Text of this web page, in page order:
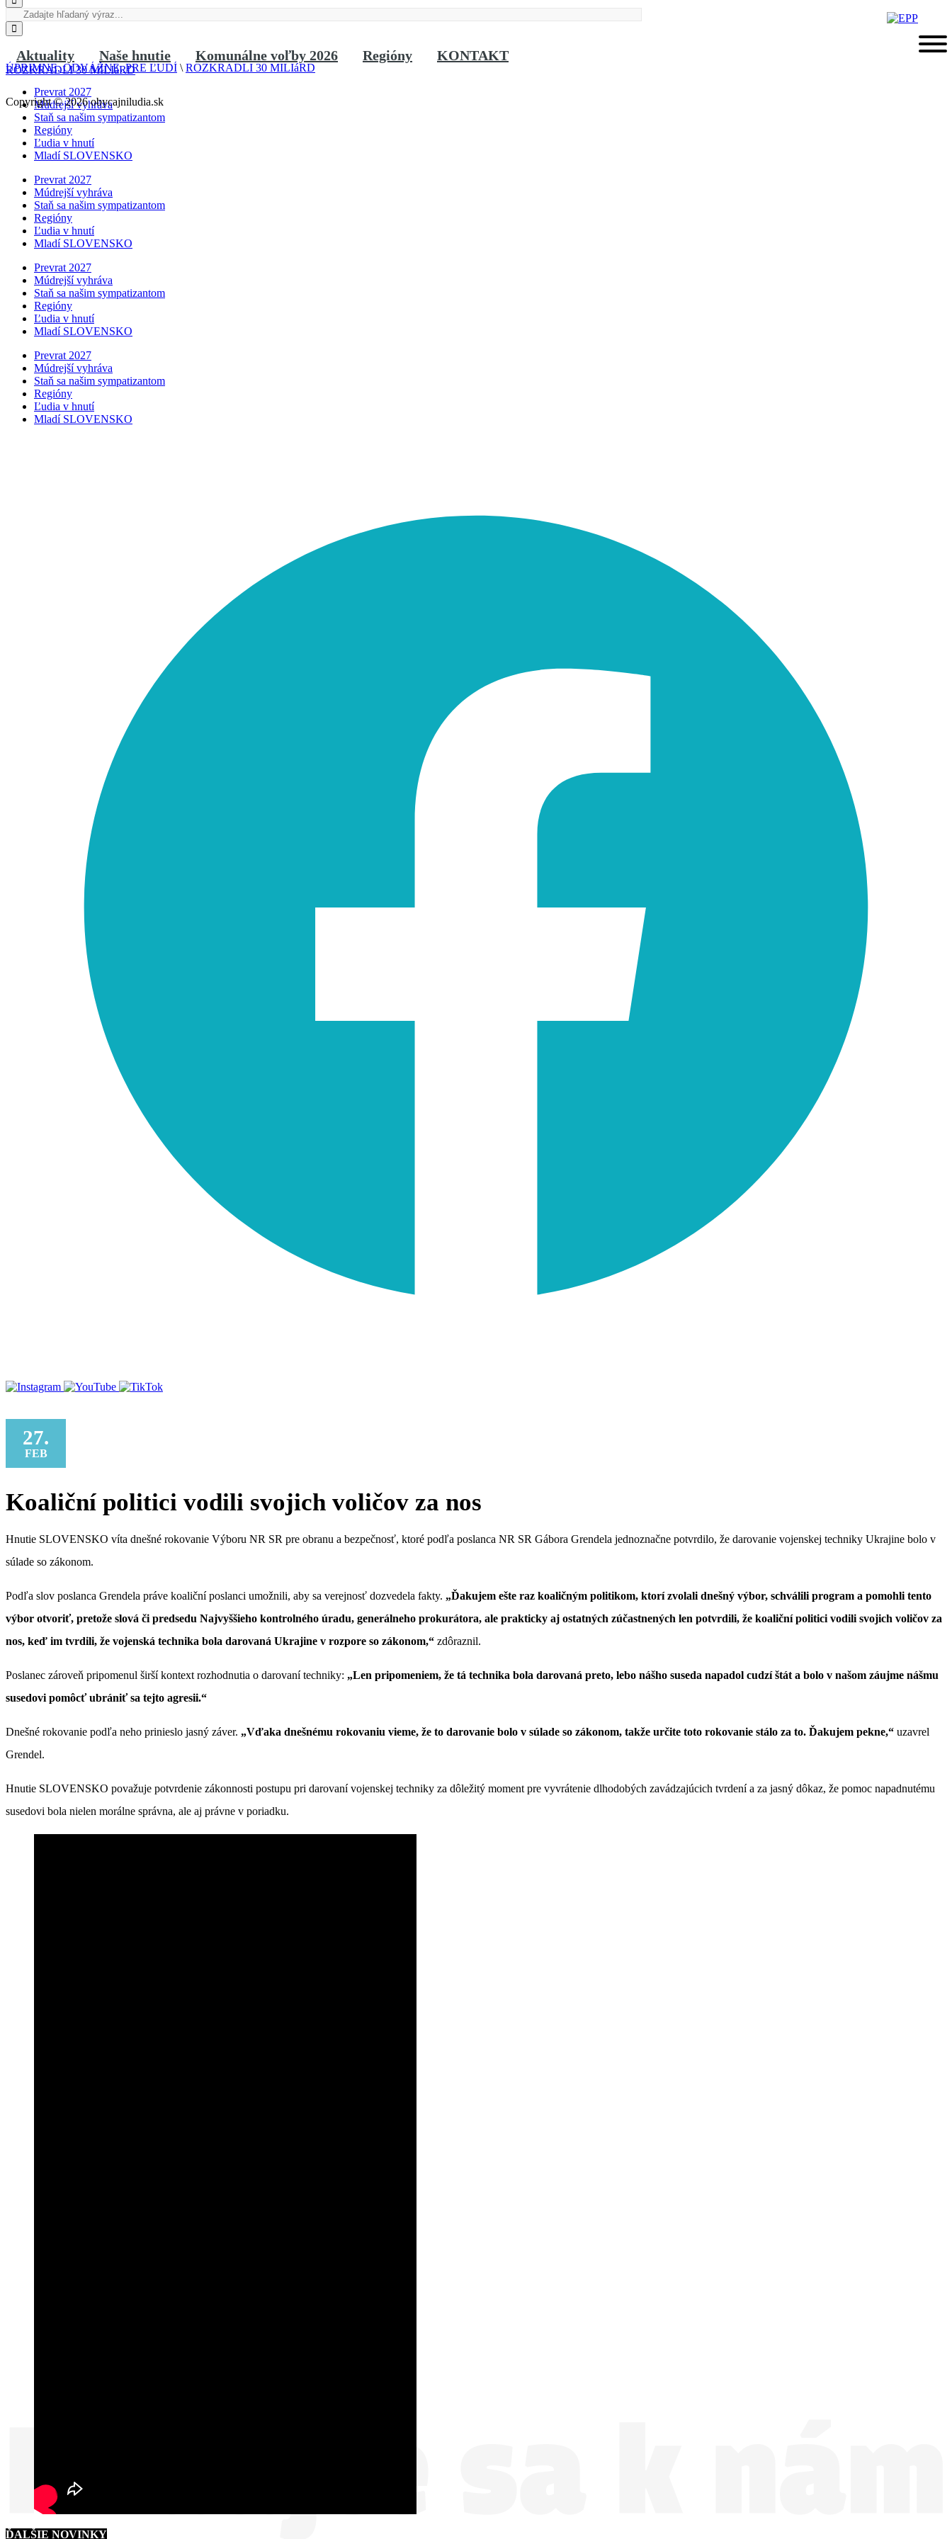
ÚPRIMNE, ODVÁŽNE, PRE ĽUDÍ \ ROZKRADLI 30 MILIáRD
Prevrat 2027
Múdrejší vyhráva
Staň sa našim sympatizantom
Regióny
Ľudia v hnutí
Mladí SLOVENSKO
Prevrat 2027
Múdrejší vyhráva
Staň sa našim sympatizantom
Regióny
Ľudia v hnutí
Mladí SLOVENSKO
Prevrat 2027
Múdrejší vyhráva
Staň sa našim sympatizantom
Regióny
Ľudia v hnutí
Mladí SLOVENSKO
Prevrat 2027
Múdrejší vyhráva
Staň sa našim sympatizantom
Regióny
Ľudia v hnutí
Mladí SLOVENSKO
Aktuality Naše hnutie Komunálne voľby 2026 Regióny KONTAKT
ROZKRADLI 30 MILIáRD
Copyright © 2026 obycajniludia.sk
27.
FEB
Koaliční politici vodili svojich voličov za nos
Hnutie SLOVENSKO víta dnešné rokovanie Výboru NR SR pre obranu a bezpečnosť, ktoré podľa poslanca NR SR Gábora Grendela jednoznačne potvrdilo, že darovanie vojenskej techniky Ukrajine bolo v
súlade so zákonom.
Podľa slov poslanca Grendela práve koaliční poslanci umožnili, aby sa verejnosť dozvedela fakty. „Ďakujem ešte raz koaličným politikom, ktorí zvolali dnešný výbor, schválili program a pomohli tento
výbor otvoriť, pretože slová či predsedu Najvyššieho kontrolného úradu, generálneho prokurátora, ale prakticky aj ostatných zúčastnených len potvrdili, že koaliční politici vodili svojich voličov za
nos, keď im tvrdili, že vojenská technika bola darovaná Ukrajine v rozpore so zákonom,“ zdôraznil.
Poslanec zároveň pripomenul širší kontext rozhodnutia o darovaní techniky: „Len pripomeniem, že tá technika bola darovaná preto, lebo nášho suseda napadol cudzí štát a bolo v našom záujme nášmu
susedovi pomôcť ubrániť sa tejto agresii.“
Dnešné rokovanie podľa neho prinieslo jasný záver. „Vďaka dnešnému rokovaniu vieme, že to darovanie bolo v súlade so zákonom, takže určite toto rokovanie stálo za to. Ďakujem pekne,“ uzavrel
Grendel.
Hnutie SLOVENSKO považuje potvrdenie zákonnosti postupu pri darovaní vojenskej techniky za dôležitý moment pre vyvrátenie dlhodobých zavádzajúcich tvrdení a za jasný dôkaz, že pomoc napadnutému
susedovi bola nielen morálne správna, ale aj právne v poriadku.
ĎALŠIE NOVINKY